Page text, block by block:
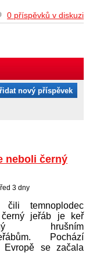
0 příspěvků v diskuzi
nový příspěvek
neboli černý
3 dny
čili temnoplodec
jeřáb je keř
hrušním
Pochází
se začala